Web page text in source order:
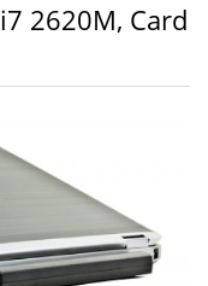
2620M, Card